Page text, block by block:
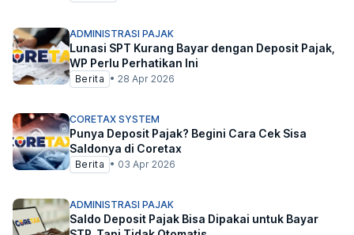
ADMINISTRASI PAJAK
Lunasi SPT Kurang Bayar dengan Deposit Pajak,
WP Perlu Perhatikan Ini
Berita • 28 Apr 2026
CORETAX SYSTEM
Punya Deposit Pajak? Begini Cara Cek Sisa
Saldonya di Coretax
Berita • 03 Apr 2026
ADMINISTRASI PAJAK
Saldo Deposit Pajak Bisa Dipakai untuk Bayar